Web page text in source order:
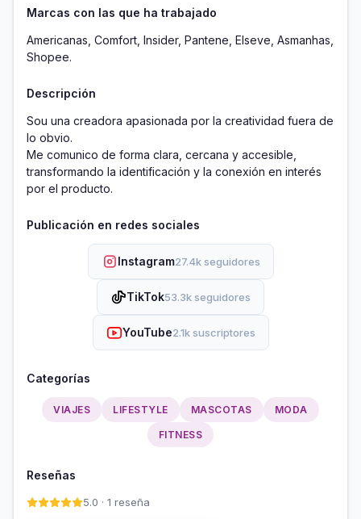
Marcas con las que ha trabajado
Americanas, Comfort, Insider, Pantene, Elseve, Asmanhas,
Shopee.
Descripción
Sou una creadora apasionada por la creatividad fuera de
lo obvio.
Me comunico de forma clara, cercana y accesible,
transformando la identificación y la conexión en interés
por el producto.
Publicación en redes sociales
Instagram27.4k seguidores
TikTok53.3k seguidores
YouTube2.1k suscriptores
Categorías
VIAJES LIFESTYLE MASCOTAS MODA
FITNESS
Reseñas
5.0 · 1 reseña